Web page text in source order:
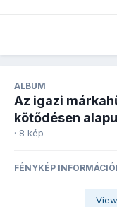
ALBUM
Az igazi
kötődésen
· 8 kép
FÉNYKÉP